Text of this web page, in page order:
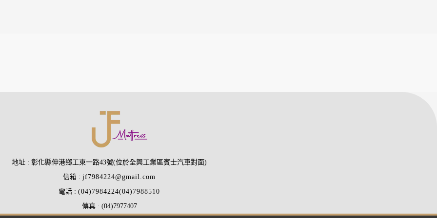
地址
彰化縣伸港鄉工東一路43號(位於全興工業區賓士汽車對面)
信箱
jf7984224@gmail.com
電話
(04)7984224(04)7988510
傳真
(04)7977407